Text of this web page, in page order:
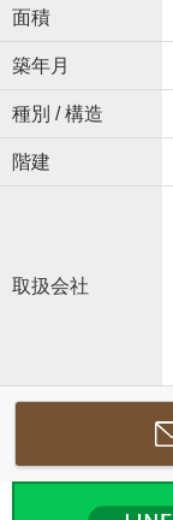
面積
築年月
種別 / 構造
階建
取扱会社